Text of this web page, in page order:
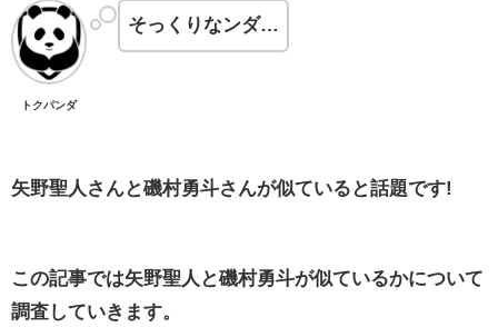
トクパンダ
そっくりなンダ…
矢野聖人さんと磯村勇斗さんが似ていると話題です!
この記事では矢野聖人と磯村勇斗が似ているかについて
調査していきます。